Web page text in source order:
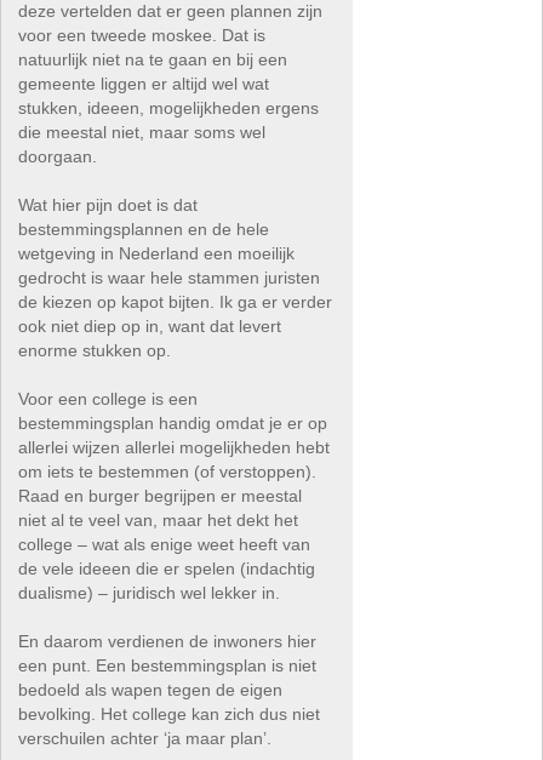
deze vertelden dat er geen plannen zijn
voor een tweede moskee. Dat is
natuurlijk niet na te gaan en bij een
gemeente liggen er altijd wel wat
stukken, ideeen, mogelijkheden ergens
die meestal niet, maar soms wel
doorgaan.
Wat hier pijn doet is dat
bestemmingsplannen en de hele
wetgeving in Nederland een moeilijk
gedrocht is waar hele stammen juristen
de kiezen op kapot bijten. Ik ga er verder
ook niet diep op in, want dat levert
enorme stukken op.
Voor een college is een
bestemmingsplan handig omdat je er op
allerlei wijzen allerlei mogelijkheden hebt
om iets te bestemmen (of verstoppen).
Raad en burger begrijpen er meestal
niet al te veel van, maar het dekt het
college – wat als enige weet heeft van
de vele ideeen die er spelen (indachtig
dualisme) – juridisch wel lekker in.
En daarom verdienen de inwoners hier
een punt. Een bestemmingsplan is niet
bedoeld als wapen tegen de eigen
bevolking. Het college kan zich dus niet
verschuilen achter ‘ja maar plan’.